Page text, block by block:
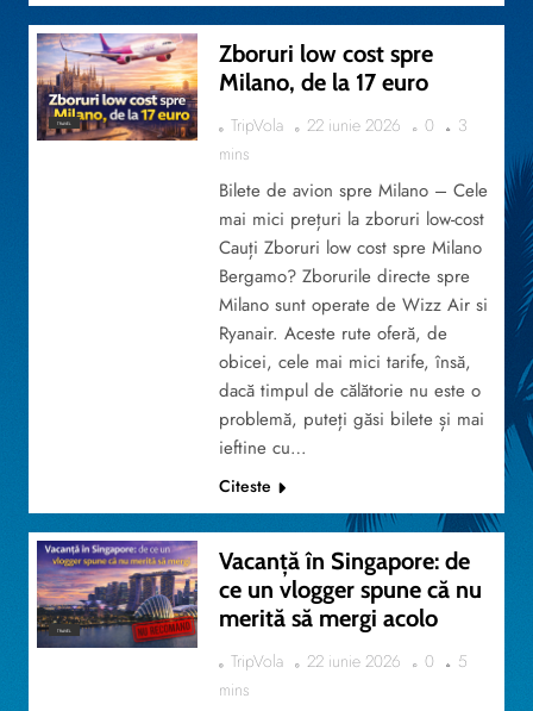
TRAVEL
Zboruri low cost spre
Milano, de la 17 euro
TripVola 22 iunie 2026 0
3
mins
Bilete de avion spre Milano – Cele
mai mici prețuri la zboruri low-cost
Cauți Zboruri low cost spre Milano
Bergamo? Zborurile directe spre
Milano sunt operate de Wizz Air si
Ryanair. Aceste rute oferă, de
obicei, cele mai mici tarife, însă,
dacă timpul de călătorie nu este o
problemă, puteți găsi bilete și mai
ieftine cu…
Citeste
TRAVEL
Vacanță în Singapore: de
ce un vlogger spune că nu
merită să mergi acolo
TripVola 22 iunie 2026 0
5
mins